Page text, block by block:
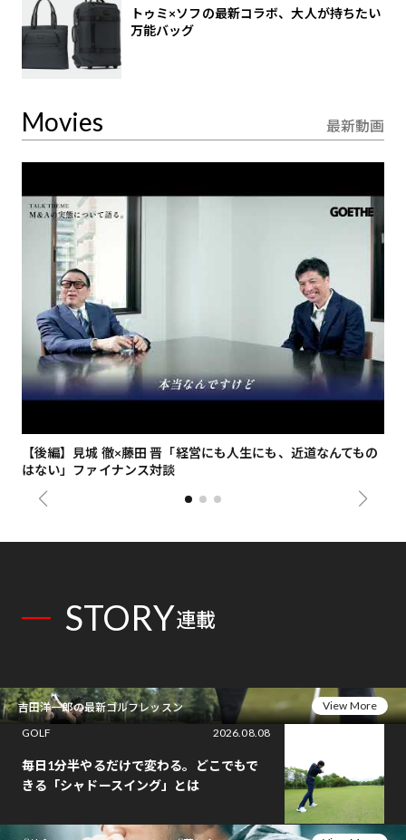
トゥミ×ソフの最新コラボ、大人が持ちたい
万能バッグ
Movies 最新動画
【後編】見城 徹×藤田 晋「経営にも人生にも、近道なんてもの
はない」ファイナンス対談
STORY連載
吉田洋一郎の最新ゴルフレッスン
View More
GOLF
2026.08.08
毎日1分半やるだけで変わる。どこでもで
きる「シャドースイング」とは